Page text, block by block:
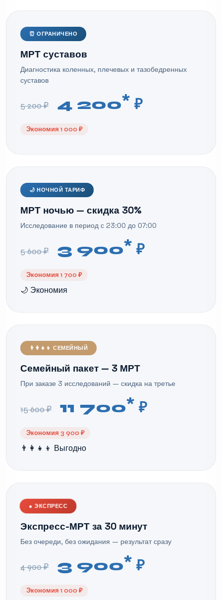
⏰ ОГРАНИЧЕНО
МРТ суставов
Диагностика коленных, плечевых и тазобедренных
суставов
5 200 ₽ 4 200* ₽
Экономия 1 000 ₽
🌙 НОЧНОЙ ТАРИФ
МРТ ночью — скидка 30%
Исследование в период с 23:00 до 07:00
5 600 ₽ 3 900* ₽
Экономия 1 700 ₽
🌙 Экономия
👨‍👩‍👧‍👦 СЕМЕЙНЫЙ
Семейный пакет — 3 МРТ
При заказе 3 исследований — скидка на третье
15 600 ₽ 11 700* ₽
Экономия 3 900 ₽
👨‍👩‍👧‍👦 Выгодно
● ЭКСПРЕСС
Экспресс-МРТ за 30 минут
Без очереди, без ожидания — результат сразу
4 900 ₽ 3 900* ₽
Экономия 1 000 ₽